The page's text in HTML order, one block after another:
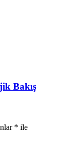
Bakış
* ile